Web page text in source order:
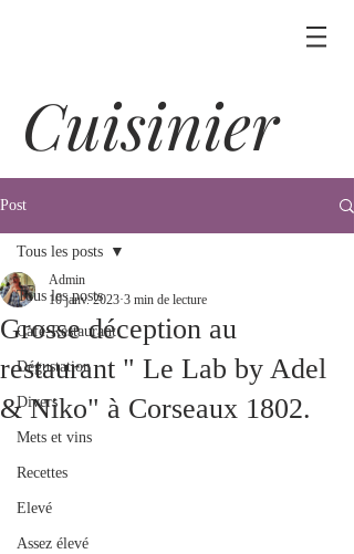
Cuisinier
Post
Tous les posts
Café-Restaurant
Dégustation
Divers
Mets et vins
Recettes
Elevé
Assez élevé
Tous les posts
Grosse déception au
restaurant " Le Lab by Adel
& Niko" à Corseaux 1802.
Admin
10 janv. 2023 3 min de lecture